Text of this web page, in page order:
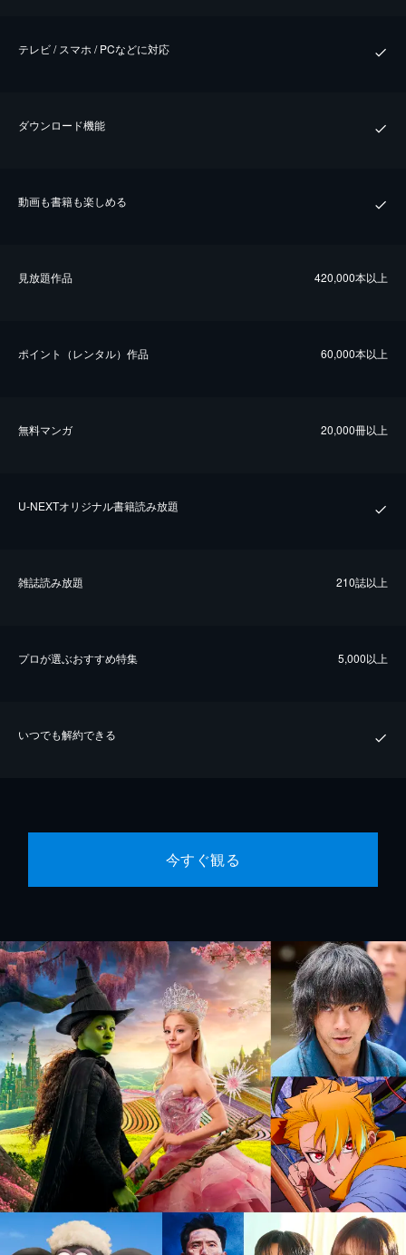
テレビ / スマホ / PCなどに対応
ダウンロード機能
動画も書籍も楽しめる
⾒放題作品 420,000本以上
ポイント（レンタル）作品 60,000本以上
無料マンガ 20,000冊以上
U-NEXTオリジナル書籍読み放題
雑誌読み放題 210誌以上
プロが選ぶおすすめ特集 5,000以上
いつでも解約できる
今すぐ観る